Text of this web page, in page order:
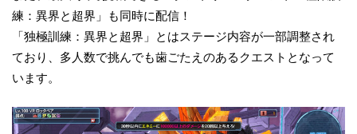
練：異界と超界」も同時に配信！
「独極訓練：異界と超界」とはステージ内容が一部調整され
ており、多人数で挑んでも歯ごたえのあるクエストとなって
います。